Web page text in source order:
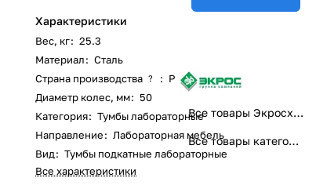
Характеристики
Вес, кг: 25.3
Материал: Сталь
Страна производства ? : Россия
Диаметр колес, мм: 50
Категория: Тумбы лабораторные
Направление: Лабораторная мебель
Вид: Тумбы подкатные лабораторные
Все характеристики
Все товары Экросхим
Все товары категории